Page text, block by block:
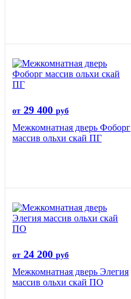
от 29 400 руб
Межкомнатная дверь Фоборг
массив ольхи скай ПГ
от 24 200 руб
Межкомнатная дверь Элегия
массив ольхи скай ПО